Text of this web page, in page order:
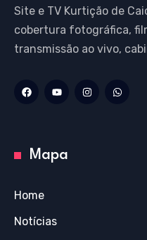
Site e TV Kurtição de
cobertura fotográfica,
transmissão ao vivo,
Mapa
Home
Notícias